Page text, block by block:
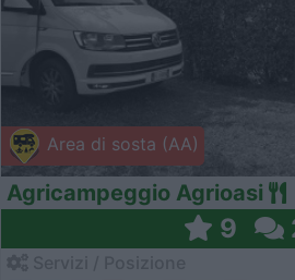
Area di sosta (AA)
Agricampeggio Agrioasi
9